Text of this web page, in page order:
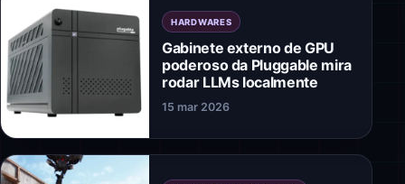
HARDWARES
Gabinete externo de GPU
poderoso da Pluggable mira
rodar LLMs localmente
15 mar 2026